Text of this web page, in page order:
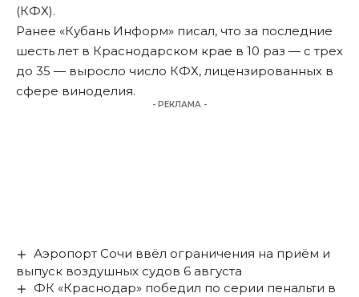
(КФХ).
Ранее «Кубань Информ» писал, что за последние
шесть лет в Краснодарском крае в 10 раз — с трех
до 35 — выросло число КФХ, лицензированных в
сфере виноделия.
- РЕКЛАМА -
Аэропорт Сочи ввёл ограничения на приём и
выпуск воздушных судов 6 августа
ФК «Краснодар» победил по серии пенальти в